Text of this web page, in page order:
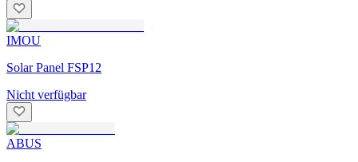
IMOU
Solar Panel FSP12
Nicht verfügbar
ABUS